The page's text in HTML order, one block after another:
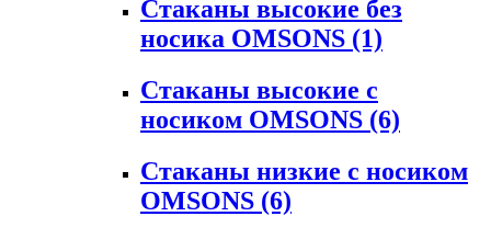
Стаканы высокие без
носика OMSONS (1)
Стаканы высокие с
носиком OMSONS (6)
Стаканы низкие с носиком
OMSONS (6)